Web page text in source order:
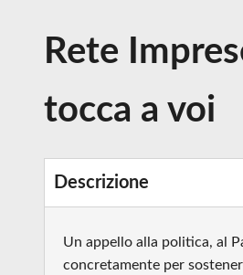
Rete
tocca a voi
Descrizione
Un appello alla politica, al
concretamente per